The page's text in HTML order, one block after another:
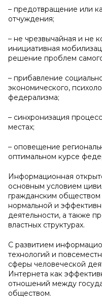
– предотвращение или
отчуждения;
– не чрезвычайная и не
инициативная
решение проблем
– прибавление
экономического,
федерализма;
– синхронизация
местах;
– оповещение
оптимальном курсе
Информационная
основным условием
гражданским обществом
нормальной и
деятельности, а также
властных структурах.
С развитием
технологий и
сферы человеческой
Интернета как
отношений между
обществом.